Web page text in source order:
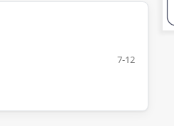
7-12